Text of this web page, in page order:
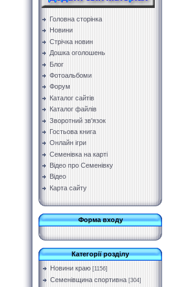
Головна сторінка
Новини
Стрічка новин
Дошка оголошень
Блог
Фотоальбоми
Форум
Каталог сайтів
Каталог файлів
Зворотний зв'язок
Гостьова книга
Онлайн ігри
Семенівка на карті
Відео про Семенівку
Відео
Карта сайту
Форма входу
Категорії розділу
Новини краю [1156]
Семенівщина спортивна [304]